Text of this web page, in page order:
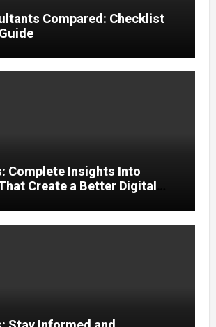
Compared: Checklist
Complete Insights Into
Create a Better Digital